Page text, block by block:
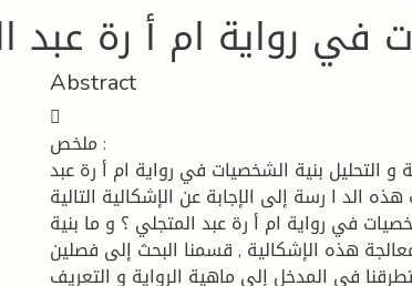
في روایة ام أ رة عبد
Abstract

ملخص :
و التحلیل بنیة الشخصیات في روایة ام أ رة عبد
الد ا رسة إلى الإجابة عن الإشكالیة التالیة:
في روایة ام أ رة عبد المتجلي ؟ و ما بنیة
هذه الإشكالیة , قسمنا البحث إلى فصلین
في المدخل إلى ماهیة الروایة و التعریف